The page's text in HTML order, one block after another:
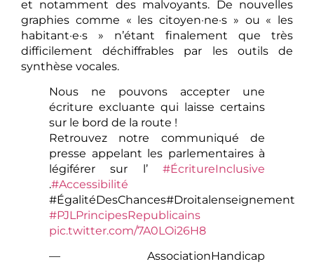
et notamment des malvoyants. De nouvelles
graphies comme « les citoyen·ne·s » ou « les
habitant·e·s » n’étant finalement que très
difficilement déchiffrables par les outils de
synthèse vocales.
Nous ne pouvons accepter une
écriture excluante qui laisse certains
sur le bord de la route !
Retrouvez notre communiqué de
presse appelant les parlementaires à
légiférer sur l’ #ÉcritureInclusive
.#Accessibilité
#ÉgalitéDesChances#Droitalenseignement
#PJLPrincipesRepublicains
pic.twitter.com/7A0LOi26H8
— AssociationHandicap